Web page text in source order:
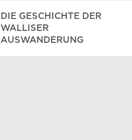
DIE GESCHICHTE DER
WALLISER
AUSWANDERUNG